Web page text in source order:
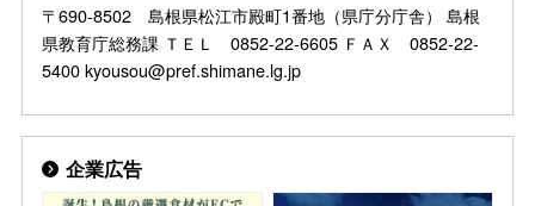
〒690-8502 島根県松江市殿町1番地（県庁分庁舎） 島根
県教育庁総務課 ＴＥＬ 0852-22-6605 ＦＡＸ 0852-22-
5400 kyousou@pref.shimane.lg.jp
企業広告